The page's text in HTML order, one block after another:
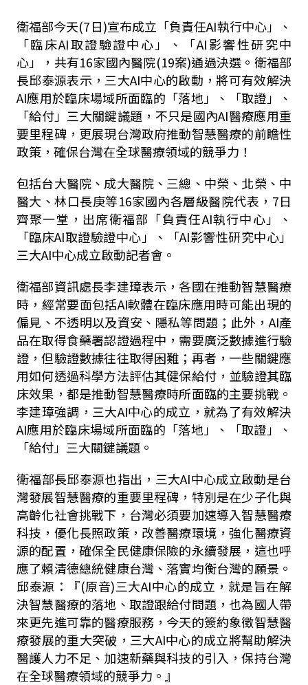
衛福部今天(7日)宣布成立「負責任AI執行中心」、
「臨床AI取證驗證中心」、「AI影響性研究中
心」，共有16家國內醫院(19案)通過決選。衛福部
長邱泰源表示，三大AI中心的啟動，將可有效解決
AI應用於臨床場域所面臨的「落地」、「取證」、
「給付」三大關鍵議題，不只是國內AI醫療應用重
要里程碑，更展現台灣政府推動智慧醫療的前瞻性
政策，確保台灣在全球醫療領域的競爭力！
包括台大醫院、成大醫院、三總、中榮、北榮、中
醫大、林口長庚等16家國內各層級醫院代表，7日
齊聚一堂，出席衛福部「負責任AI執行中心」、
「臨床AI取證驗證中心」、「AI影響性研究中心」
三大AI中心成立啟動記者會。
衛福部資訊處長李建璋表示，各國在推動智慧醫療
時，經常要面包括AI軟體在臨床應用時可能出現的
偏見、不透明以及資安、隱私等問題；此外，AI產
品在取得食藥署認證過程中，需要廣泛數據進行驗
證，但驗證數據往往取得困難；再者，一些關鍵應
用如何透過科學方法評估其健保給付，並驗證其臨
床效果，都是推動智慧醫療時所面臨的主要挑戰。
李建璋強調，三大AI中心的成立，就為了有效解決
AI應用於臨床場域所面臨的「落地」、「取證」、
「給付」三大關鍵議題。
衛福部長邱泰源也指出，三大AI中心成立啟動是台
灣發展智慧醫療的重要里程碑，特別是在少子化與
高齡化社會挑戰下，台灣必須要加速導入智慧醫療
科技，優化長照政策，改善醫療環境，強化醫療資
源的配置，確保全民健康保險的永續發展，這也呼
應了賴清德總統健康台灣、落實均衡台灣的願景。
邱泰源：『(原音)三大AI中心的成立，就是旨在解
決智慧醫療的落地、取證跟給付問題，也為國人帶
來更先進可靠的醫療服務，今天的簽約象徵智慧醫
療發展的重大突破，三大AI中心的成立將幫助解決
醫護人力不足、加速新藥與科技的引入，保持台灣
在全球醫療領域的競爭力。』